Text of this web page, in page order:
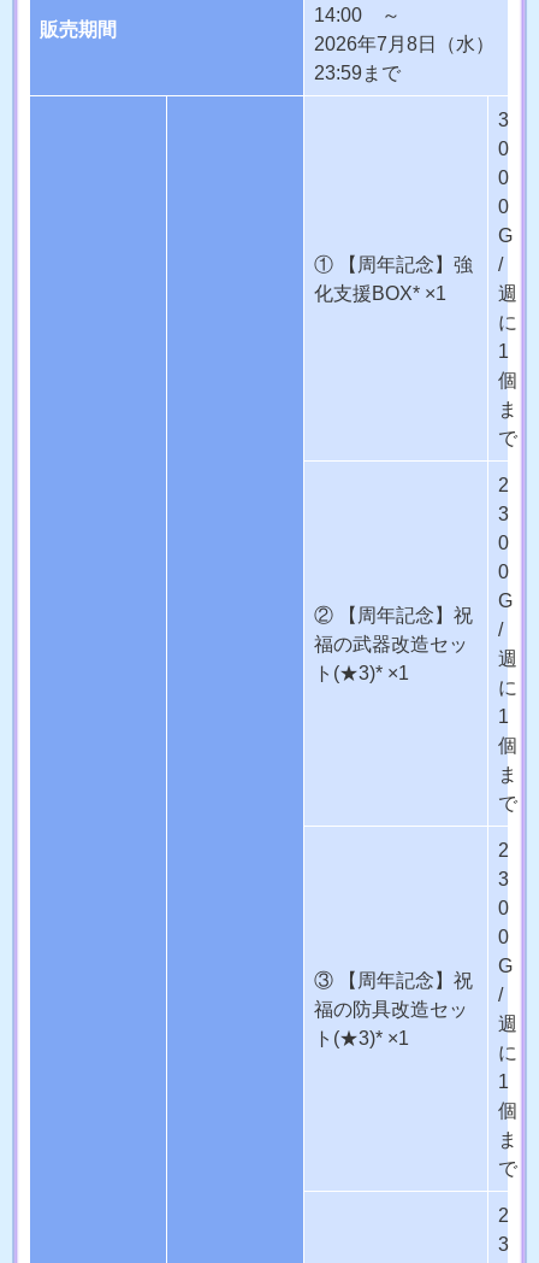
販売期間
14:00 ～
2026年7月8日（水）
23:59まで
① 【周年記念】強
化支援BOX* ×1
3
0
0
0
G
/
週
に
1
個
ま
で
② 【周年記念】祝
福の武器改造セッ
ト(★3)* ×1
2
3
0
0
G
/
週
に
1
個
ま
で
③ 【周年記念】祝
福の防具改造セッ
ト(★3)* ×1
2
3
0
0
G
/
週
に
1
個
ま
で
2
3